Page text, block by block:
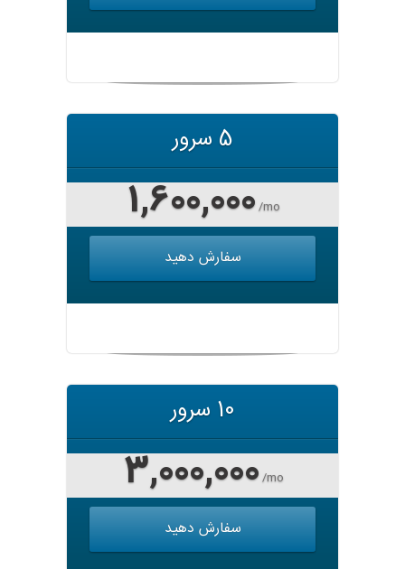
5 سرور
1,600,000/mo
سفارش دهید
10 سرور
3,000,000/mo
سفارش دهید